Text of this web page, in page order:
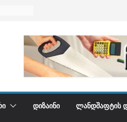
ᲓᲘᲖᲐᲘᲜᲘ ᲚᲐᲜᲓᲨᲐᲤᲢᲘᲡ